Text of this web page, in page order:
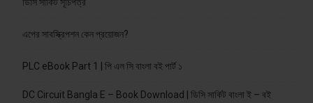
ডিসি সার্কিট সূচিপত্র
এপের সাবস্ক্রিপশন কেন প্রয়োজন?
PLC eBook Part 1 | পি এল সি বাংলা বই পার্ট ১
DC Circuit Bangla E – Book Download | ডিসি সার্কিট বাংলা ই – বই